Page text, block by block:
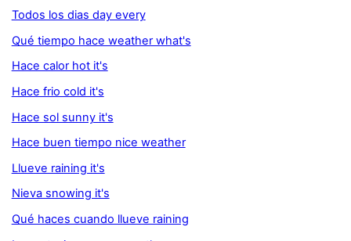
Todos los dias day every
Qué tiempo hace weather what's
Hace calor hot it's
Hace frio cold it's
Hace sol sunny it's
Hace buen tiempo nice weather
Llueve raining it's
Nieva snowing it's
Qué haces cuando llueve raining